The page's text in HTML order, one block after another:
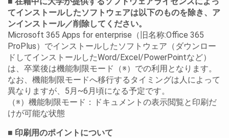
てインストールしたソフトウェアは以下のものを除き、ア
ンインストール／削除してください。
Microsoft 365 Apps for enterprise（旧名称:Office 365
ProPlus）でインストールしたソフトウェア（ダウンロー
ドしてインストールしたWord/Excel/PowerPointなど）
は、卒業後は機能制限モード（※）での利用となります。
なお、機能制限モードへ移行するタイミングは人によって
異なりますが、5月~6月頃になる予定です。
（※）機能制限モード：ドキュメントの表示閲覧と印刷だ
けが可能な状態
■ 印刷用のポイントについて